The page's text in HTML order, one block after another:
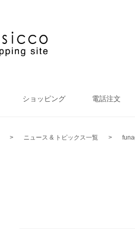
ショッピング 電話注文
> ニュース & トピックス一覧 >